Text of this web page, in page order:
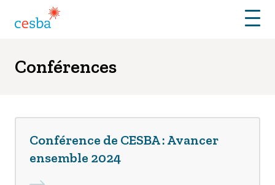
Menu
Conférences
Conférence de CESBA : Avancer
ensemble 2024